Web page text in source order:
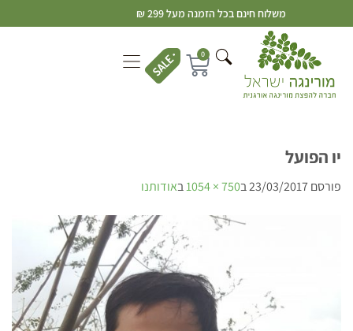
משלוח חינם בכל הזמנה מעל 299 ₪
0
יו הפועל
פורסם23/03/2017ב750 × 1054 באודותנו